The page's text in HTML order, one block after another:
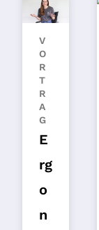
V
O
R
T
R
A
G
E
rg
o
n